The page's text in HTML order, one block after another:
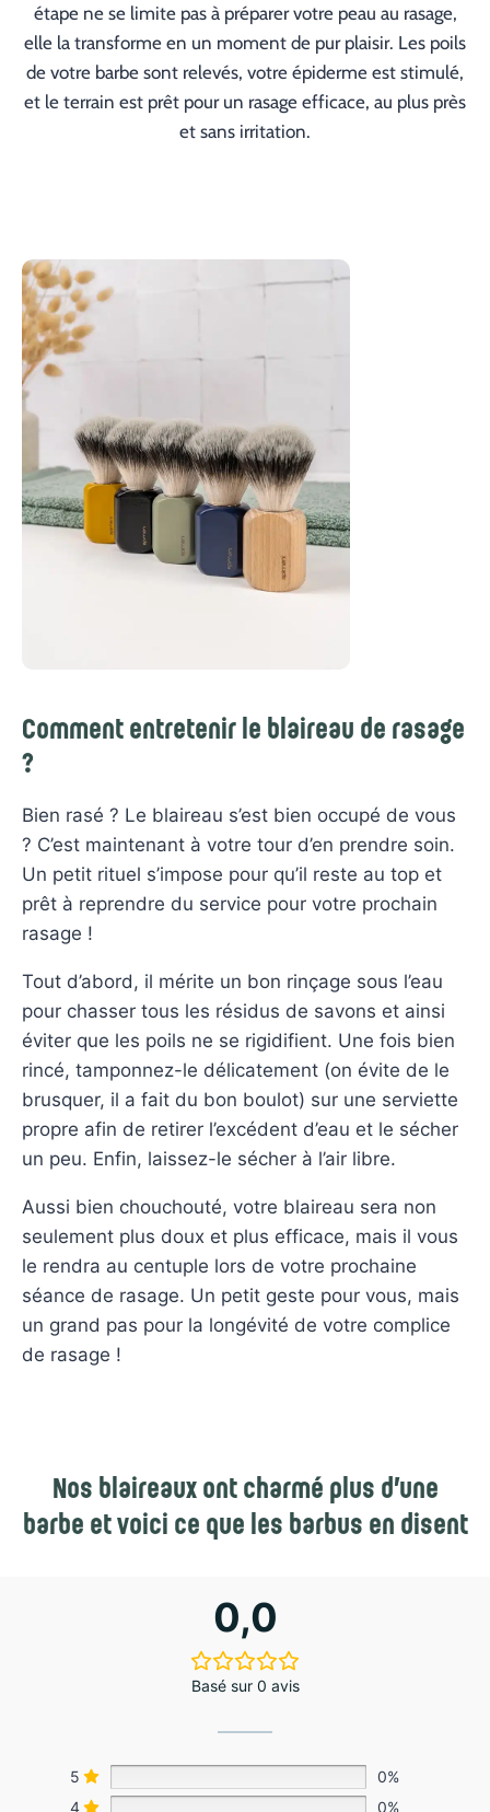
étape ne se limite pas à préparer votre peau au rasage,
elle la transforme en un moment de pur plaisir. Les poils
de votre barbe sont relevés, votre épiderme est stimulé,
et le terrain est prêt pour un rasage efficace, au plus près
et sans irritation.
Comment entretenir le blaireau de rasage
?
Bien rasé ? Le blaireau s’est bien occupé de vous
? C’est maintenant à votre tour d’en prendre soin.
Un petit rituel s’impose pour qu’il reste au top et
prêt à reprendre du service pour votre prochain
rasage !
Tout d’abord, il mérite un bon rinçage sous l’eau
pour chasser tous les résidus de savons et ainsi
éviter que les poils ne se rigidifient. Une fois bien
rincé, tamponnez-le délicatement (on évite de le
brusquer, il a fait du bon boulot) sur une serviette
propre afin de retirer l’excédent d’eau et le sécher
un peu. Enfin, laissez-le sécher à l’air libre.
Aussi bien chouchouté, votre blaireau sera non
seulement plus doux et plus efficace, mais il vous
le rendra au centuple lors de votre prochaine
séance de rasage. Un petit geste pour vous, mais
un grand pas pour la longévité de votre complice
de rasage !
Nos blaireaux ont charmé plus d’une
barbe et voici ce que les barbus en disent
0,0
Basé sur 0 avis
5
0%
4
0%